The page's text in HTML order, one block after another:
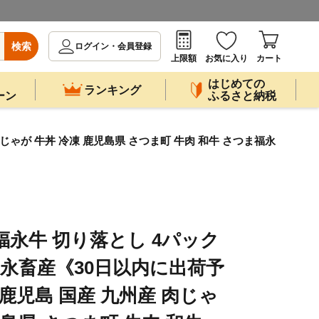
検索
ログイン・会員登録
上限額
お気に入り カート
ン ランキング
はじめての
ふるさと納税
ゃが 牛丼 冷凍 鹿児島県 さつま町 牛肉 和牛 さつま福永
永牛 切り落とし 4パック
畜産《30日以内に出荷予
児島 国産 九州産 肉じゃ